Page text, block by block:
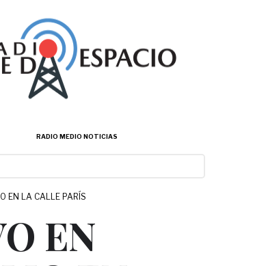
RADIO MEDIO NOTICIAS
EN LA CALLE PARÍS
EN